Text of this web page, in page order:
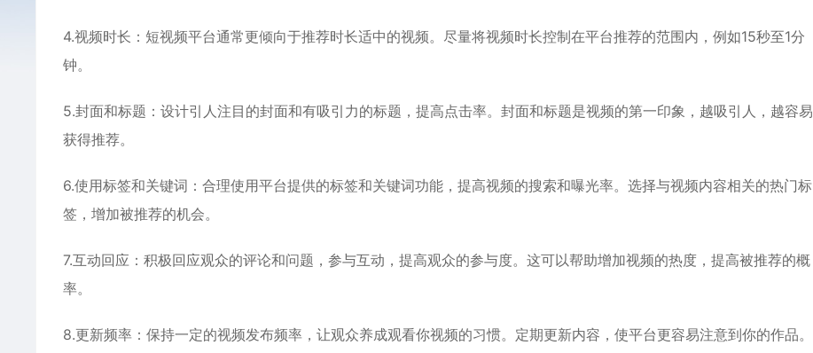
4.视频时长：短视频平台通常更倾向于推荐时长适中的视频。尽量将视频时长控制在平台推荐的范围内，例如15秒至1分
钟。
5.封面和标题：设计引人注目的封面和有吸引力的标题，提高点击率。封面和标题是视频的第一印象，越吸引人，越容易
获得推荐。
6.使用标签和关键词：合理使用平台提供的标签和关键词功能，提高视频的搜索和曝光率。选择与视频内容相关的热门标
签，增加被推荐的机会。
7.互动回应：积极回应观众的评论和问题，参与互动，提高观众的参与度。这可以帮助增加视频的热度，提高被推荐的概
率。
8.更新频率：保持一定的视频发布频率，让观众养成观看你视频的习惯。定期更新内容，使平台更容易注意到你的作品。